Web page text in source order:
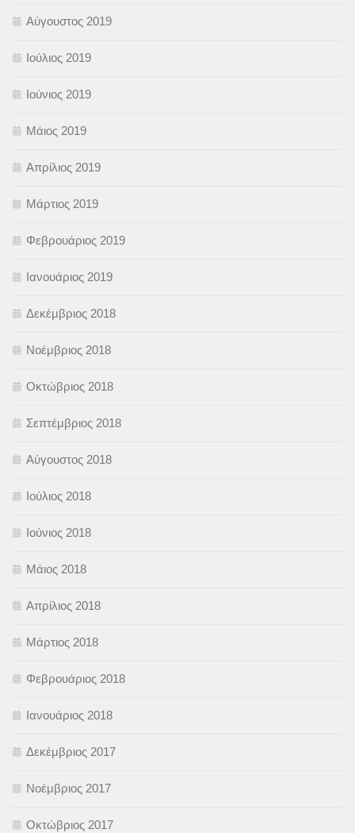
Αύγουστος 2019
Ιούλιος 2019
Ιούνιος 2019
Μάιος 2019
Απρίλιος 2019
Μάρτιος 2019
Φεβρουάριος 2019
Ιανουάριος 2019
Δεκέμβριος 2018
Νοέμβριος 2018
Οκτώβριος 2018
Σεπτέμβριος 2018
Αύγουστος 2018
Ιούλιος 2018
Ιούνιος 2018
Μάιος 2018
Απρίλιος 2018
Μάρτιος 2018
Φεβρουάριος 2018
Ιανουάριος 2018
Δεκέμβριος 2017
Νοέμβριος 2017
Οκτώβριος 2017